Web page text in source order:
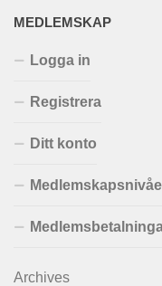
MEDLEMSKAP
Logga in
Registrera
Ditt konto
Archives